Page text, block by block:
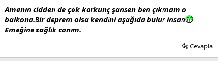
Amanın cidden de çok korkunç şansen ben çıkmam o
balkona.Bir deprem olsa kendini aşağıda bulur insan
Emeğine sağlık canım.
Cevapla